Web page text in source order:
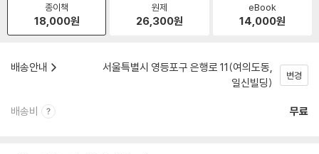
종이책
18,000원
원제
26,300원
eBook
14,000원
배송안내
서울특별시 영등포구 은행로 11(여의도동,
일신빌딩)
변경
배송비 무료